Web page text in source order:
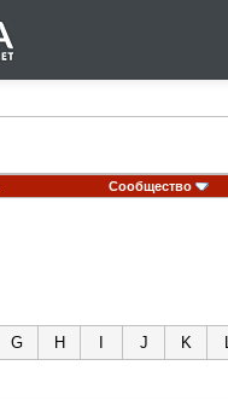
Сообщество
G H J K